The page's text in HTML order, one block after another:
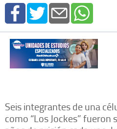
Seis integrantes de una
como “Los Jockes” fueron